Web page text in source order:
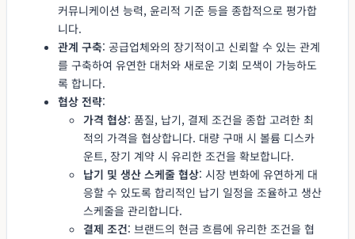
커뮤니케이션 능력, 윤리적 기준 등을 종합적으로 평가합
니다.
관계 구축: 공급업체와의 장기적이고 신뢰할 수 있는 관계
를 구축하여 유연한 대처와 새로운 기회 모색이 가능하도
록 합니다.
협상 전략:
가격 협상: 품질, 납기, 결제 조건을 종합 고려한 최
적의 가격을 협상합니다. 대량 구매 시 볼륨 디스카
운트, 장기 계약 시 유리한 조건을 확보합니다.
납기 및 생산 스케줄 협상: 시장 변화에 유연하게 대
응할 수 있도록 합리적인 납기 일정을 조율하고 생산
스케줄을 관리합니다.
결제 조건: 브랜드의 현금 흐름에 유리한 조건을 협